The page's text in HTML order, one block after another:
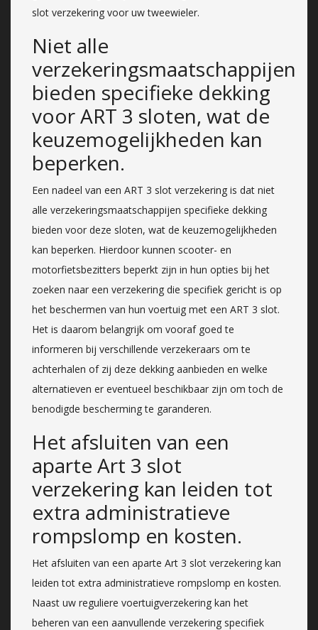
slot verzekering voor uw tweewieler.
Niet alle
verzekeringsmaatschappijen
bieden specifieke dekking
voor ART 3 sloten, wat de
keuzemogelijkheden kan
beperken.
Een nadeel van een ART 3 slot verzekering is dat niet
alle verzekeringsmaatschappijen specifieke dekking
bieden voor deze sloten, wat de keuzemogelijkheden
kan beperken. Hierdoor kunnen scooter- en
motorfietsbezitters beperkt zijn in hun opties bij het
zoeken naar een verzekering die specifiek gericht is op
het beschermen van hun voertuig met een ART 3 slot.
Het is daarom belangrijk om vooraf goed te
informeren bij verschillende verzekeraars om te
achterhalen of zij deze dekking aanbieden en welke
alternatieven er eventueel beschikbaar zijn om toch de
benodigde bescherming te garanderen.
Het afsluiten van een
aparte Art 3 slot
verzekering kan leiden tot
extra administratieve
rompslomp en kosten.
Het afsluiten van een aparte Art 3 slot verzekering kan
leiden tot extra administratieve rompslomp en kosten.
Naast uw reguliere voertuigverzekering kan het
beheren van een aanvullende verzekering specifiek